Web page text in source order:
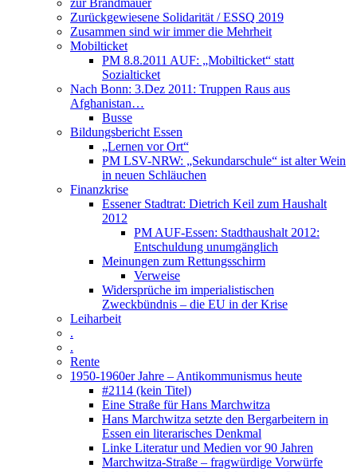
zur Brandmauer
Zurückgewiesene Solidarität / ESSQ 2019
Zusammen sind wir immer die Mehrheit
Mobilticket
PM 8.8.2011 AUF: „Mobilticket“ statt
Sozialticket
Nach Bonn: 3.Dez 2011: Truppen Raus aus
Afghanistan…
Busse
Bildungsbericht Essen
„Lernen vor Ort“
PM LSV-NRW: „Sekundarschule“ ist alter Wein
in neuen Schläuchen
Finanzkrise
Essener Stadtrat: Dietrich Keil zum Haushalt
2012
PM AUF-Essen: Stadthaushalt 2012:
Entschuldung unumgänglich
Meinungen zum Rettungsschirm
Verweise
Widersprüche im imperialistischen
Zweckbündnis – die EU in der Krise
Leiharbeit
.
.
Rente
1950-1960er Jahre – Antikommunismus heute
#2114 (kein Titel)
Eine Straße für Hans Marchwitza
Hans Marchwitza setzte den Bergarbeitern in
Essen ein literarisches Denkmal
Linke Literatur und Medien vor 90 Jahren
Marchwitza-Straße – fragwürdige Vorwürfe